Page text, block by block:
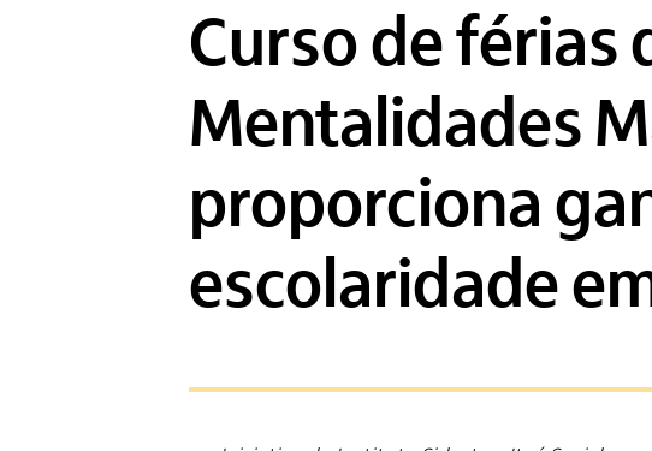
Curso de férias
Mentalidades
proporciona
escolaridade